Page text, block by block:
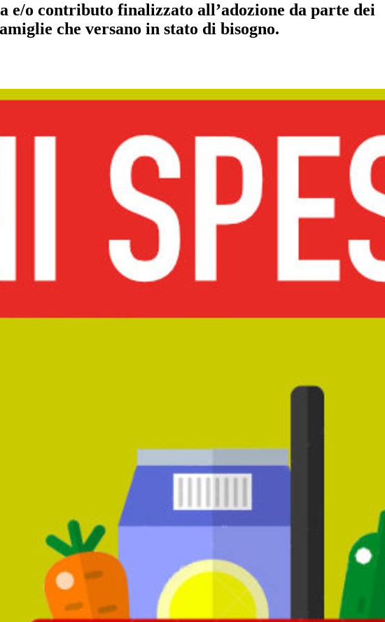
o contributo finalizzato all’adozione da parte dei
che versano in stato di bisogno.